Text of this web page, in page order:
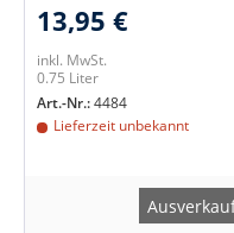
13,95 €
inkl. MwSt.
0.75 Liter
Art.-Nr.:4484
Lieferzeit unbekannt